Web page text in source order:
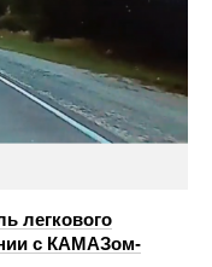
легкового
с КАМАЗом-